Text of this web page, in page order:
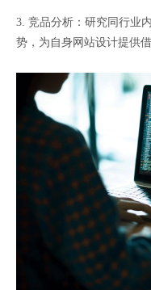
3. 竞品分析：研究同行业
势，为自身网站设计提供借